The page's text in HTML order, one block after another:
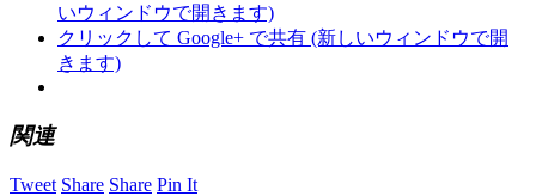
いウィンドウで開きます)
クリックして Google+ で共有 (新しいウィンドウで開
きます)
関連
Tweet Share Share Pin It